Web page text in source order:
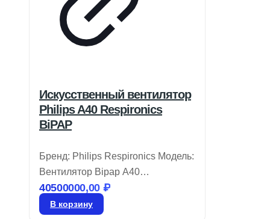
Искусственный вентилятор
Philips A40 Respironics
BiPAP
Бренд: Philips Respironics Модель:
Вентилятор Bipap A40
Вентилятор BiPAP A40 от Philips
Respironics объединяет удобство
40500000,00 ₽
В корзину